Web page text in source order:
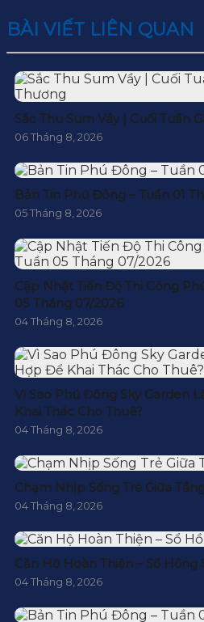
BÀI VIẾT LIÊN QUAN
Sắc Thu Sum Vầy | Cuối Tuần
06 Tháng 8, 2026
Bản Tin Phú Đông – Tuần 01
05 Tháng 8, 2026
Cập Nhật Tiến Độ Thi Công
05 Tháng 07/2026
04 Tháng 8, 2026
Vì Sao Phú Đông Sky Garden
Khai Thác Cho Thuê?
04 Tháng 8, 2026
Chạm Nhịp Sống Trẻ Giữa
04 Tháng 8, 2026
Căn Hộ Hoàn Thiện – Sổ Hồng
04 Tháng 8, 2026